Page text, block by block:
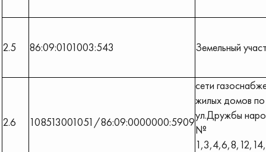
2.5 86:09:0101003:543 Земельный
2.6 108513001051/86:09:0000000:5909
сети
жилых домов по
ул.Дружбы
№